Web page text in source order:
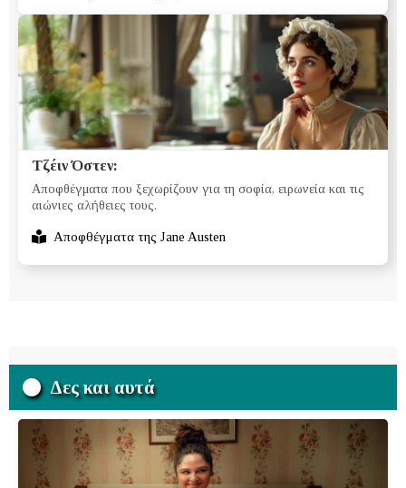
Τζέιν Όστεν:
Αποφθέγματα που ξεχωρίζουν για τη σοφία, ειρωνεία και τις
αιώνιες αλήθειες τους.
Αποφθέγματα της Jane Austen
Δες και αυτά